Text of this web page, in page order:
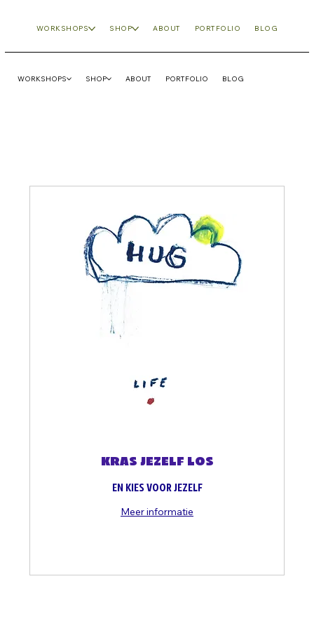
WORKSHOPS SHOP ABOUT PORTFOLIO BLOG
WORKSHOPS SHOP ABOUT PORTFOLIO BLOG
KRAS JEZELF LOS
EN KIES VOOR JEZELF
Meer informatie